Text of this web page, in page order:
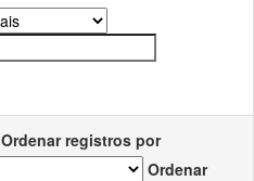
Ordenar registros por
Ordenar